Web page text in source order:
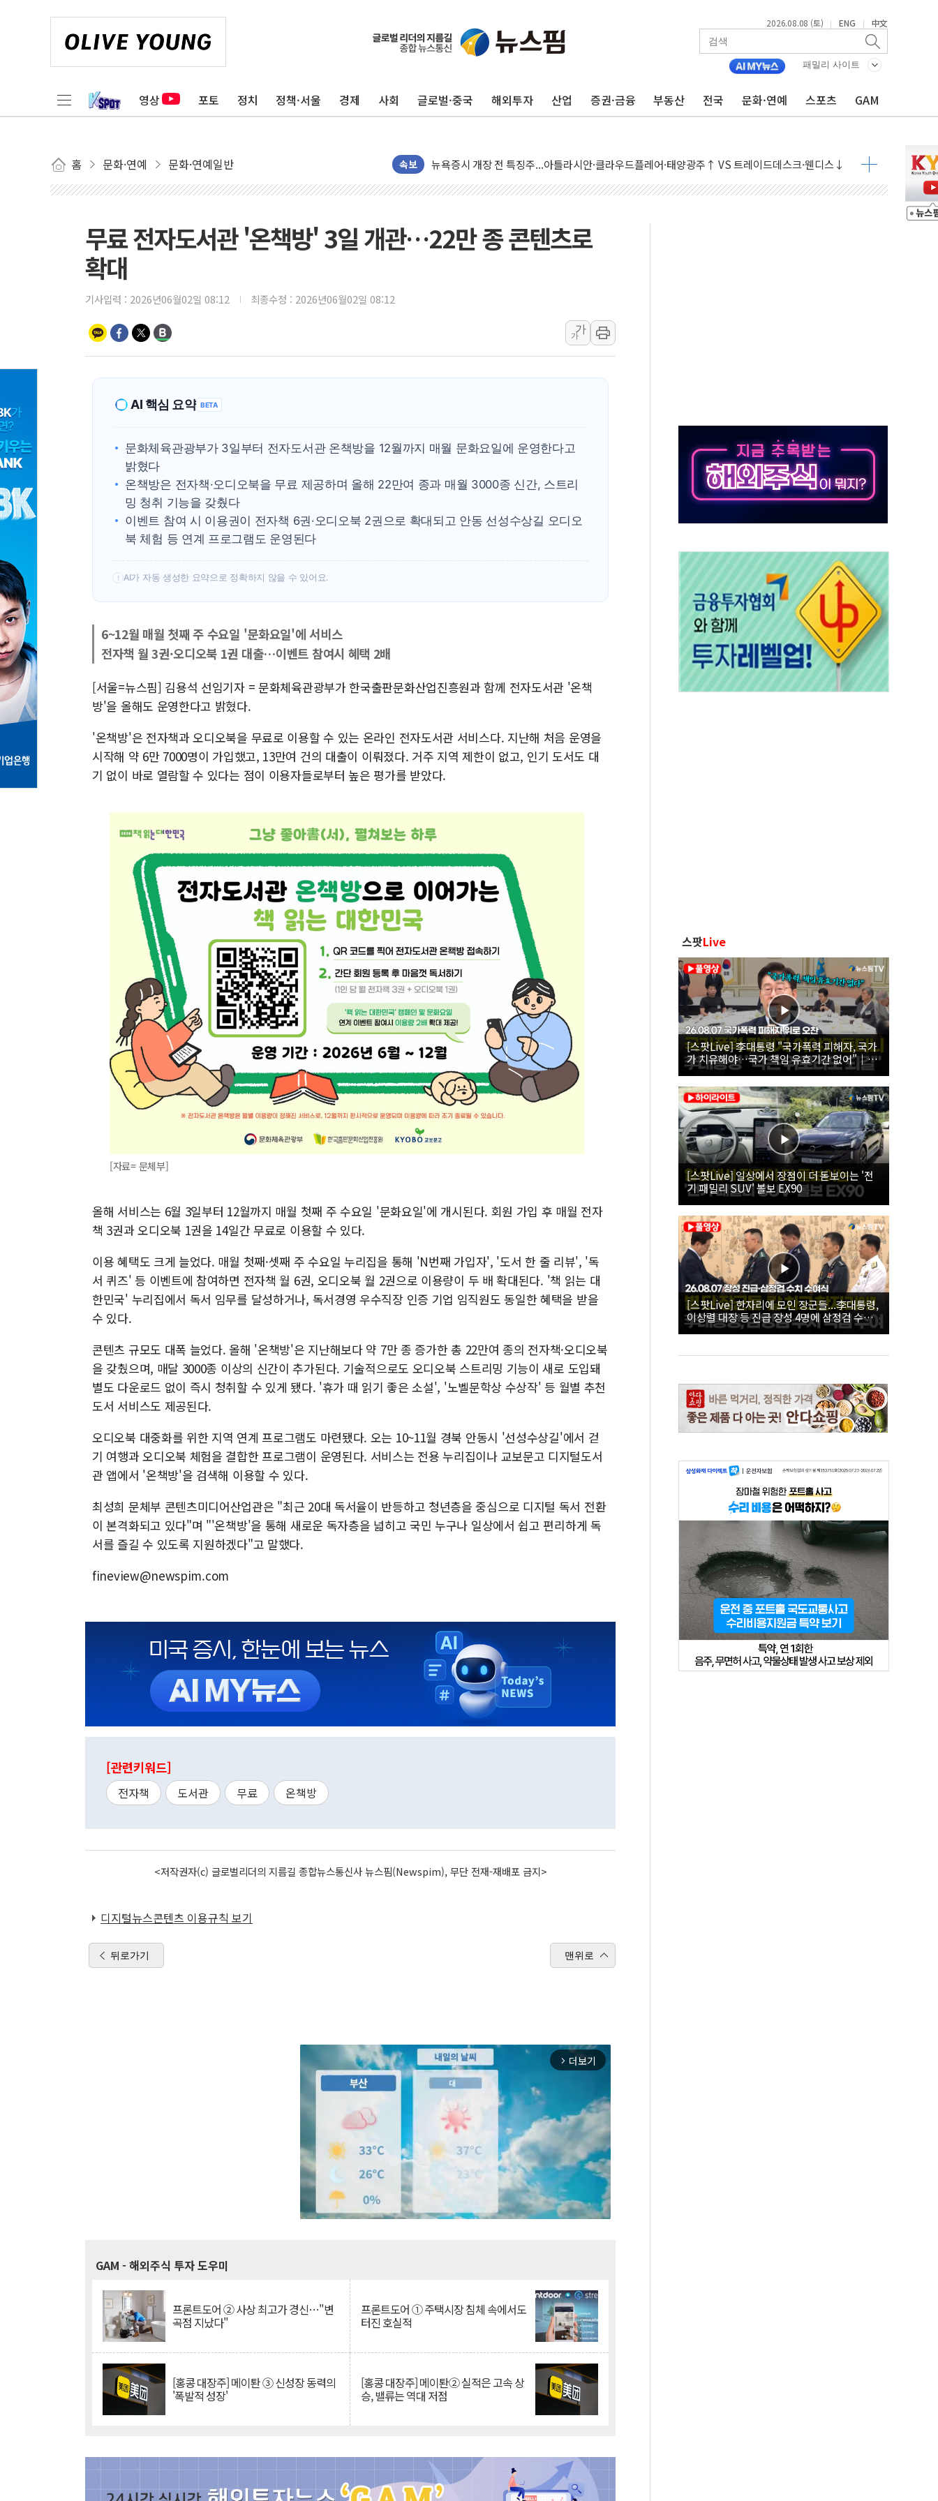
2026.08.08 (토) | ENG | 中文
패밀리 사이트
영상 포토 정치 정책·서울 경제 사회 글로벌·중국 해외투자 산업 증권·금융 부동산 전국 문화·연예 스포츠 GAM
홈 문화·연예 문화·연예일반 속보
트럼프, 백신·자폐증 행정명령 검토…"이르면 다음 주"
美 항소법원, 백악관 무도회장 공사 중단 명령…트럼프 제동
美 고용 쇼크에 엔화 장중 급등…시장은 "또 개입했나" 촉각
[AI MY 뉴스] 뉴욕 반도체주 프리뷰...美 고용 쇼크에 반도체주 '활짝'
[사진] 이슬람 수니파 3개국, 공동방위협정 체결
뉴욕증시 개장 전 특징주...아틀라시안·클라우드플레어·태양광주↑ VS 트레이드데스크·웬디스↓
보훈부, 미 DPAA와 MOU… "6·25 미군 실종자 7359명 끝까지 찾겠다"
트럼프 "금리 내려야"…파월 때와 달리 워시엔 톤 낮춰
李 "해남 태양광, 대한민국 다음 100년 밑거름…수도권 집중 완화 전환점"
李 대통령, '6시간 마라톤 부동산 2차 회의' 주재… "전폭적 공급 확대·속도전 총력"
[사진] 빈살만과 에르도안의 만남
이란와이어 "이란 최고지도자 위독…곧 사망해도 놀랍지 않아"
남동발전, 해남군에 국내 최대 규모 400MW 태양광 착공…여의도 1.6배 규모
[인도증시] 중동 불안 속 유가 상승에 소폭 하락...금융주 낙폭 커
무료 전자도서관 '온책방' 3일 개관…22만 종 콘텐츠로
확대
기사입력 : 2026년06월02일 08:12 최종수정 : 2026년06월02일 08:12
가
가
AI 핵심 요약 BETA
문화체육관광부가 3일부터 전자도서관 온책방을 12월까지 매월 문화요일에 운영한다고
밝혔다
온책방은 전자책·오디오북을 무료 제공하며 올해 22만여 종과 매월 3000종 신간, 스트리
밍 청취 기능을 갖췄다
이벤트 참여 시 이용권이 전자책 6권·오디오북 2권으로 확대되고 안동 선성수상길 오디오
북 체험 등 연계 프로그램도 운영된다
! AI가 자동 생성한 요약으로 정확하지 않을 수 있어요.
6~12월 매월 첫째 주 수요일 '문화요일'에 서비스
전자책 월 3권·오디오북 1권 대출…이벤트 참여시 혜택 2배
[서울=뉴스핌] 김용석 선임기자 = 문화체육관광부가 한국출판문화산업진흥원과 함께 전자도서관 '온책
방'을 올해도 운영한다고 밝혔다.
'온책방'은 전자책과 오디오북을 무료로 이용할 수 있는 온라인 전자도서관 서비스다. 지난해 처음 운영을
시작해 약 6만 7000명이 가입했고, 13만여 건의 대출이 이뤄졌다. 거주 지역 제한이 없고, 인기 도서도 대
기 없이 바로 열람할 수 있다는 점이 이용자들로부터 높은 평가를 받았다.
[자료= 문체부]
올해 서비스는 6월 3일부터 12월까지 매월 첫째 주 수요일 '문화요일'에 개시된다. 회원 가입 후 매월 전자
책 3권과 오디오북 1권을 14일간 무료로 이용할 수 있다.
이용 혜택도 크게 늘었다. 매월 첫째·셋째 주 수요일 누리집을 통해 'N번째 가입자', '도서 한 줄 리뷰', '독
서 퀴즈' 등 이벤트에 참여하면 전자책 월 6권, 오디오북 월 2권으로 이용량이 두 배 확대된다. '책 읽는 대
한민국' 누리집에서 독서 임무를 달성하거나, 독서경영 우수직장 인증 기업 임직원도 동일한 혜택을 받을
수 있다.
콘텐츠 규모도 대폭 늘었다. 올해 '온책방'은 지난해보다 약 7만 종 증가한 총 22만여 종의 전자책·오디오북
을 갖췄으며, 매달 3000종 이상의 신간이 추가된다. 기술적으로도 오디오북 스트리밍 기능이 새로 도입돼
별도 다운로드 없이 즉시 청취할 수 있게 됐다. '휴가 때 읽기 좋은 소설', '노벨문학상 수상작' 등 월별 추천
도서 서비스도 제공된다.
오디오북 대중화를 위한 지역 연계 프로그램도 마련됐다. 오는 10~11월 경북 안동시 '선성수상길'에서 걷
기 여행과 오디오북 체험을 결합한 프로그램이 운영된다. 서비스는 전용 누리집이나 교보문고 디지털도서
관 앱에서 '온책방'을 검색해 이용할 수 있다.
최성희 문체부 콘텐츠미디어산업관은 "최근 20대 독서율이 반등하고 청년층을 중심으로 디지털 독서 전환
이 본격화되고 있다"며 "'온책방'을 통해 새로운 독자층을 넓히고 국민 누구나 일상에서 쉽고 편리하게 독
서를 즐길 수 있도록 지원하겠다"고 말했다.
fineview@newspim.com
[관련키워드]
전자책 도서관 무료 온책방
<저작권자(c) 글로벌리더의 지름길 종합뉴스통신사 뉴스핌(Newspim), 무단 전재-재배포 금지>
디지털뉴스콘텐츠 이용규칙 보기
뒤로가기 맨위로
arrow_forward_ios 더보기
GAM - 해외주식 투자 도우미
프론트도어 ② 사상 최고가 경신…"변
곡점 지났다"
프론트도어 ① 주택시장 침체 속에서도
터진 호실적
[홍콩 대장주] 메이퇀 ③ 신성장 동력의
'폭발적 성장'
[홍콩 대장주] 메이퇀② 실적은 고속 상
승, 밸류는 역대 저점
스팟Live
[스팟Live] 李대통령 "국가폭력 피해자, 국가
가 치유해야…국가 책임 유효기간 없어"｜
26.08.07 국가폭력 피해자 위로 오찬
[스팟Live] 일상에서 장점이 더 돋보이는 '전
기 패밀리 SUV' 볼보 EX90
[스팟Live] 한자리에 모인 장군들...李대통령,
이상렬 대장 등 진급 장성 4명에 삼정검 수치
직접 수여｜26.08.07 장성 진급·삼정검 수치